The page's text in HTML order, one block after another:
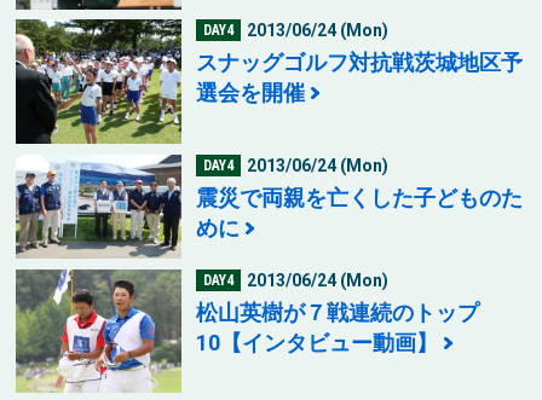
DAY4 2013/06/24 (Mon)
スナッグゴルフ対抗戦茨城地区予
選会を開催
DAY4 2013/06/24 (Mon)
震災で両親を亡くした子どものた
めに
DAY4 2013/06/24 (Mon)
松山英樹が７戦連続のトップ
10【インタビュー動画】